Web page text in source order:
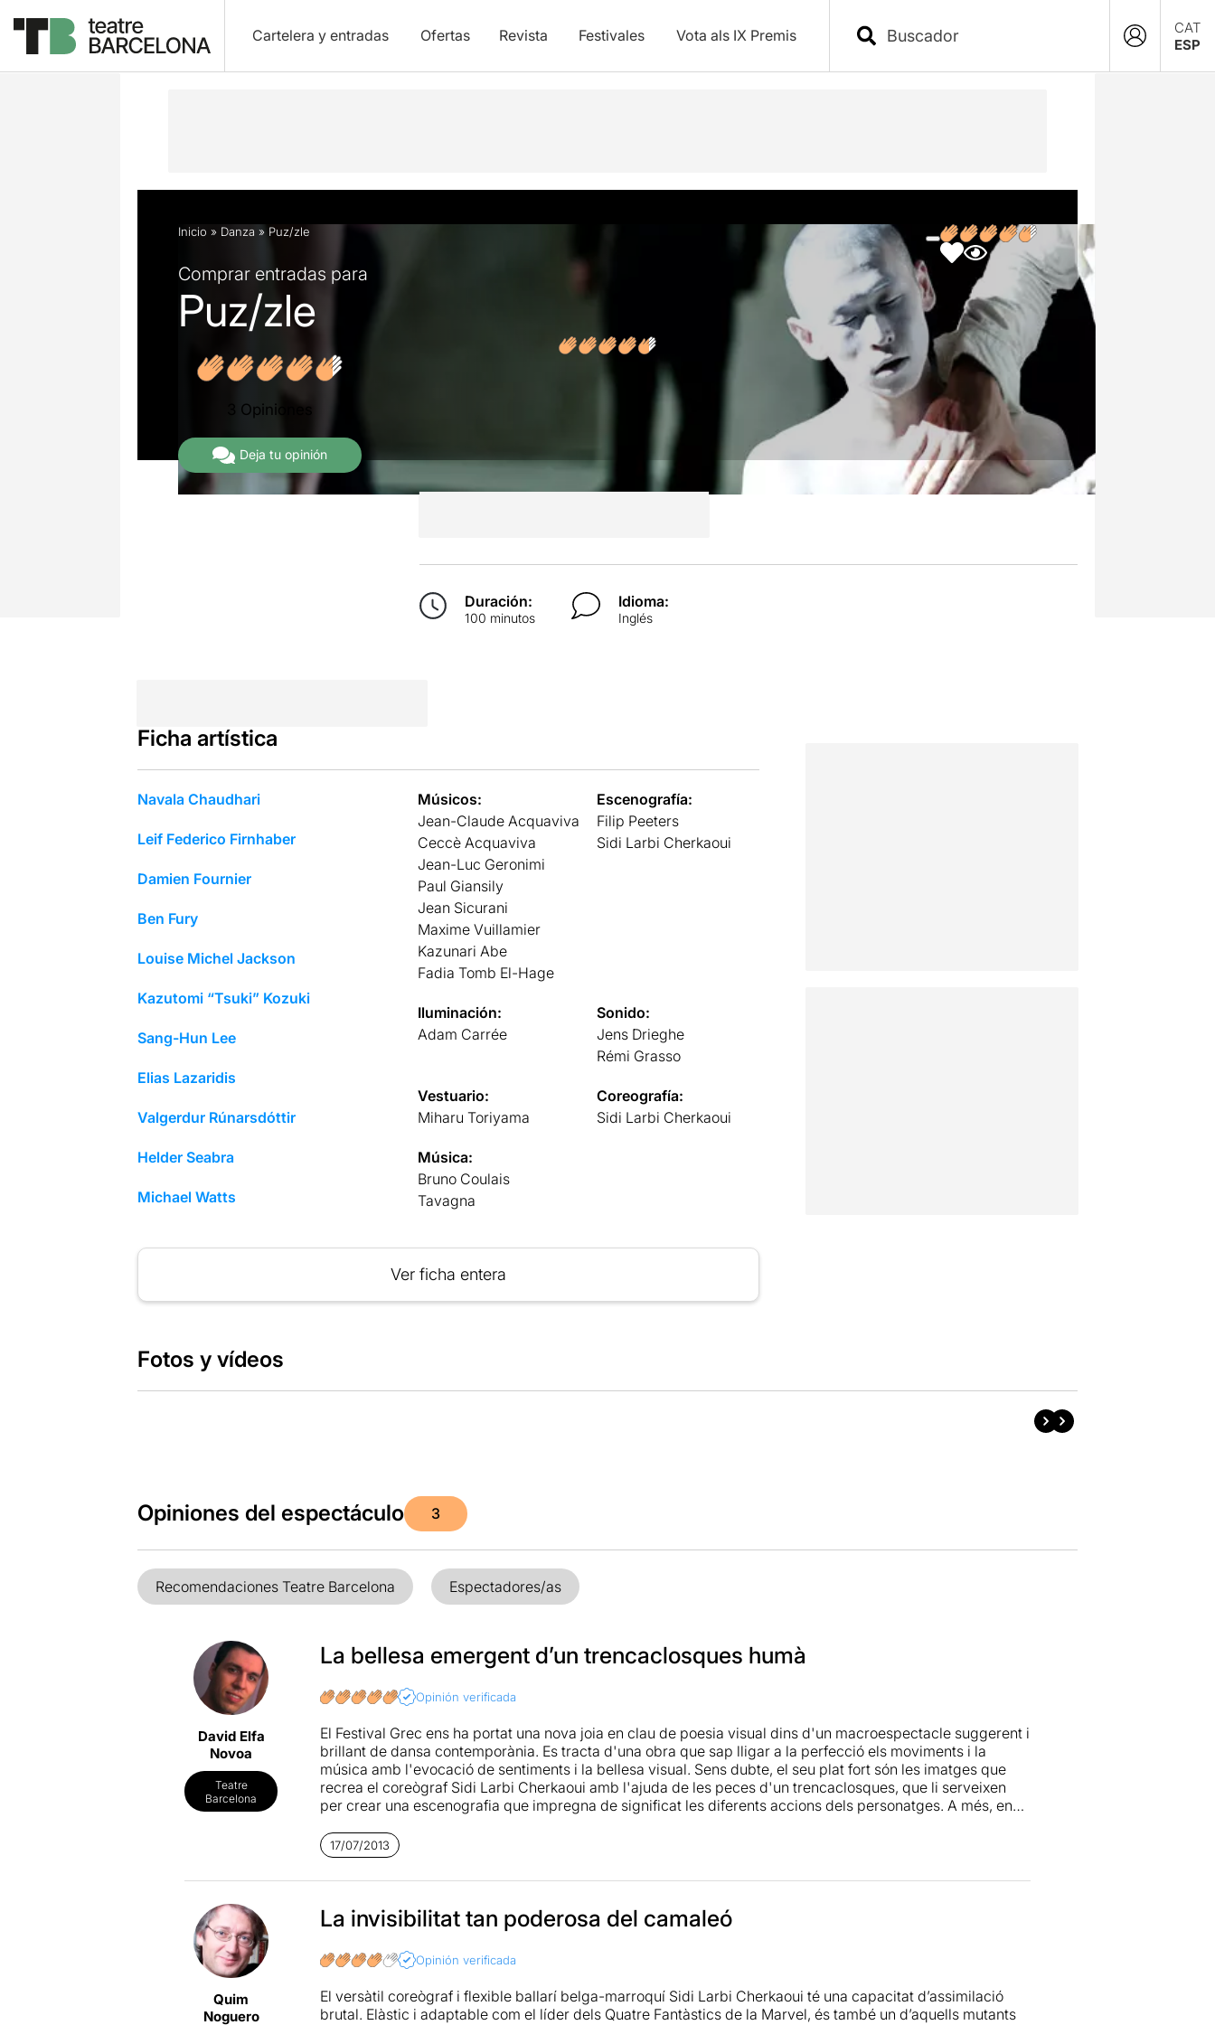
Cartelera y entradas Ofertas Revista Festivales Vota als IX Premis
CAT
ESP
Descripción Ficha artística Fotos y vídeos Opiniones
Inicio » Danza » Puz/zle
Comprar entradas para
Puz/zle
3 Opiniones
Deja tu opinión
Duración:
100 minutos
Idioma:
Inglés
Ficha artística
Navala Chaudhari
Leif Federico Firnhaber
Damien Fournier
Ben Fury
Louise Michel Jackson
Kazutomi “Tsuki” Kozuki
Sang-Hun Lee
Elias Lazaridis
Valgerdur Rúnarsdóttir
Helder Seabra
Michael Watts
Músicos:
Jean-Claude Acquaviva
Ceccè Acquaviva
Jean-Luc Geronimi
Paul Giansily
Jean Sicurani
Maxime Vuillamier
Kazunari Abe
Fadia Tomb El-Hage
Escenografía:
Filip Peeters
Sidi Larbi Cherkaoui
Iluminación:
Adam Carrée
Sonido:
Jens Drieghe
Rémi Grasso
Vestuario:
Miharu Toriyama
Coreografía:
Sidi Larbi Cherkaoui
Música:
Bruno Coulais
Tavagna
Ver ficha entera
Fotos y vídeos
Opiniones del espectáculo 3
Recomendaciones Teatre Barcelona Espectadores/as
David Elfa
Novoa
Teatre
Barcelona
La bellesa emergent d’un trencaclosques humà
Opinión verificada
El Festival Grec ens ha portat una nova joia en clau de poesia visual dins d'un macroespectacle suggerent i
brillant de dansa contemporània. Es tracta d'una obra que sap lligar a la perfecció els moviments i la
música amb l'evocació de sentiments i la bellesa visual. Sens dubte, el seu plat fort són les imatges que
recrea el coreògraf Sidi Larbi Cherkaoui amb l'ajuda de les peces d'un trencaclosques, que li serveixen
per crear una escenografia que impregna de significat les diferents accions dels personatges. A més, en
relació amb el món de l'art, cal destacar les coreografies carregades de força, significat i precisió que ens
aporten els esplèndids ballarins dins d'un espectacle coral perfectament orquestrat. Per altra banda, les
veus musicals en directe són un reforç efectiu dels sentiments que Larbi ens vol transmetre, efecte que
17/07/2013
Quim
Noguero
La invisibilitat tan poderosa del camaleó
Opinión verificada
El versàtil coreògraf i flexible ballarí belga-marroquí Sidi Larbi Cherkaoui té una capacitat d’assimilació
brutal. Elàstic i adaptable com el líder dels Quatre Fantàstics de la Marvel, és també un d’aquells mutants